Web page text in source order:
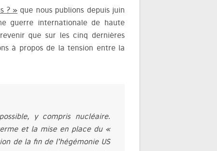
? »que nous publions depuis juin
guerre internationale de haute
que sur les cinq dernières
à propos de la tension entre la
y compris nucléaire.
et la mise en place du «
de la fin de l’hégémonie US